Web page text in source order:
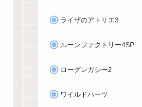
ライザのアトリエ3
ルーンファクトリー4SP
ローグレガシー2
ワイルドハーツ